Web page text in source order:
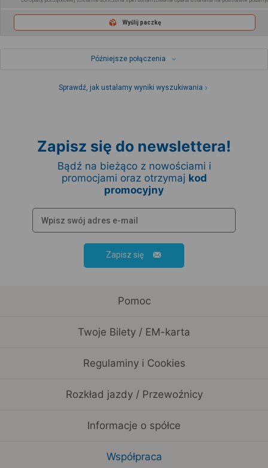
Wyślij paczkę
Późniejsze połączenia
Sprawdź, jak ustalamy wyniki wyszukiwania
Zapisz się do newslettera!
Bądź na bieżąco z nowościami i
promocjami oraz otrzymaj kod
promocyjny
Zapisz się
Pomoc
Twoje Bilety / EM-karta
Regulaminy i Cookies
Rozkład jazdy / Przewoźnicy
Informacje o spółce
Współpraca